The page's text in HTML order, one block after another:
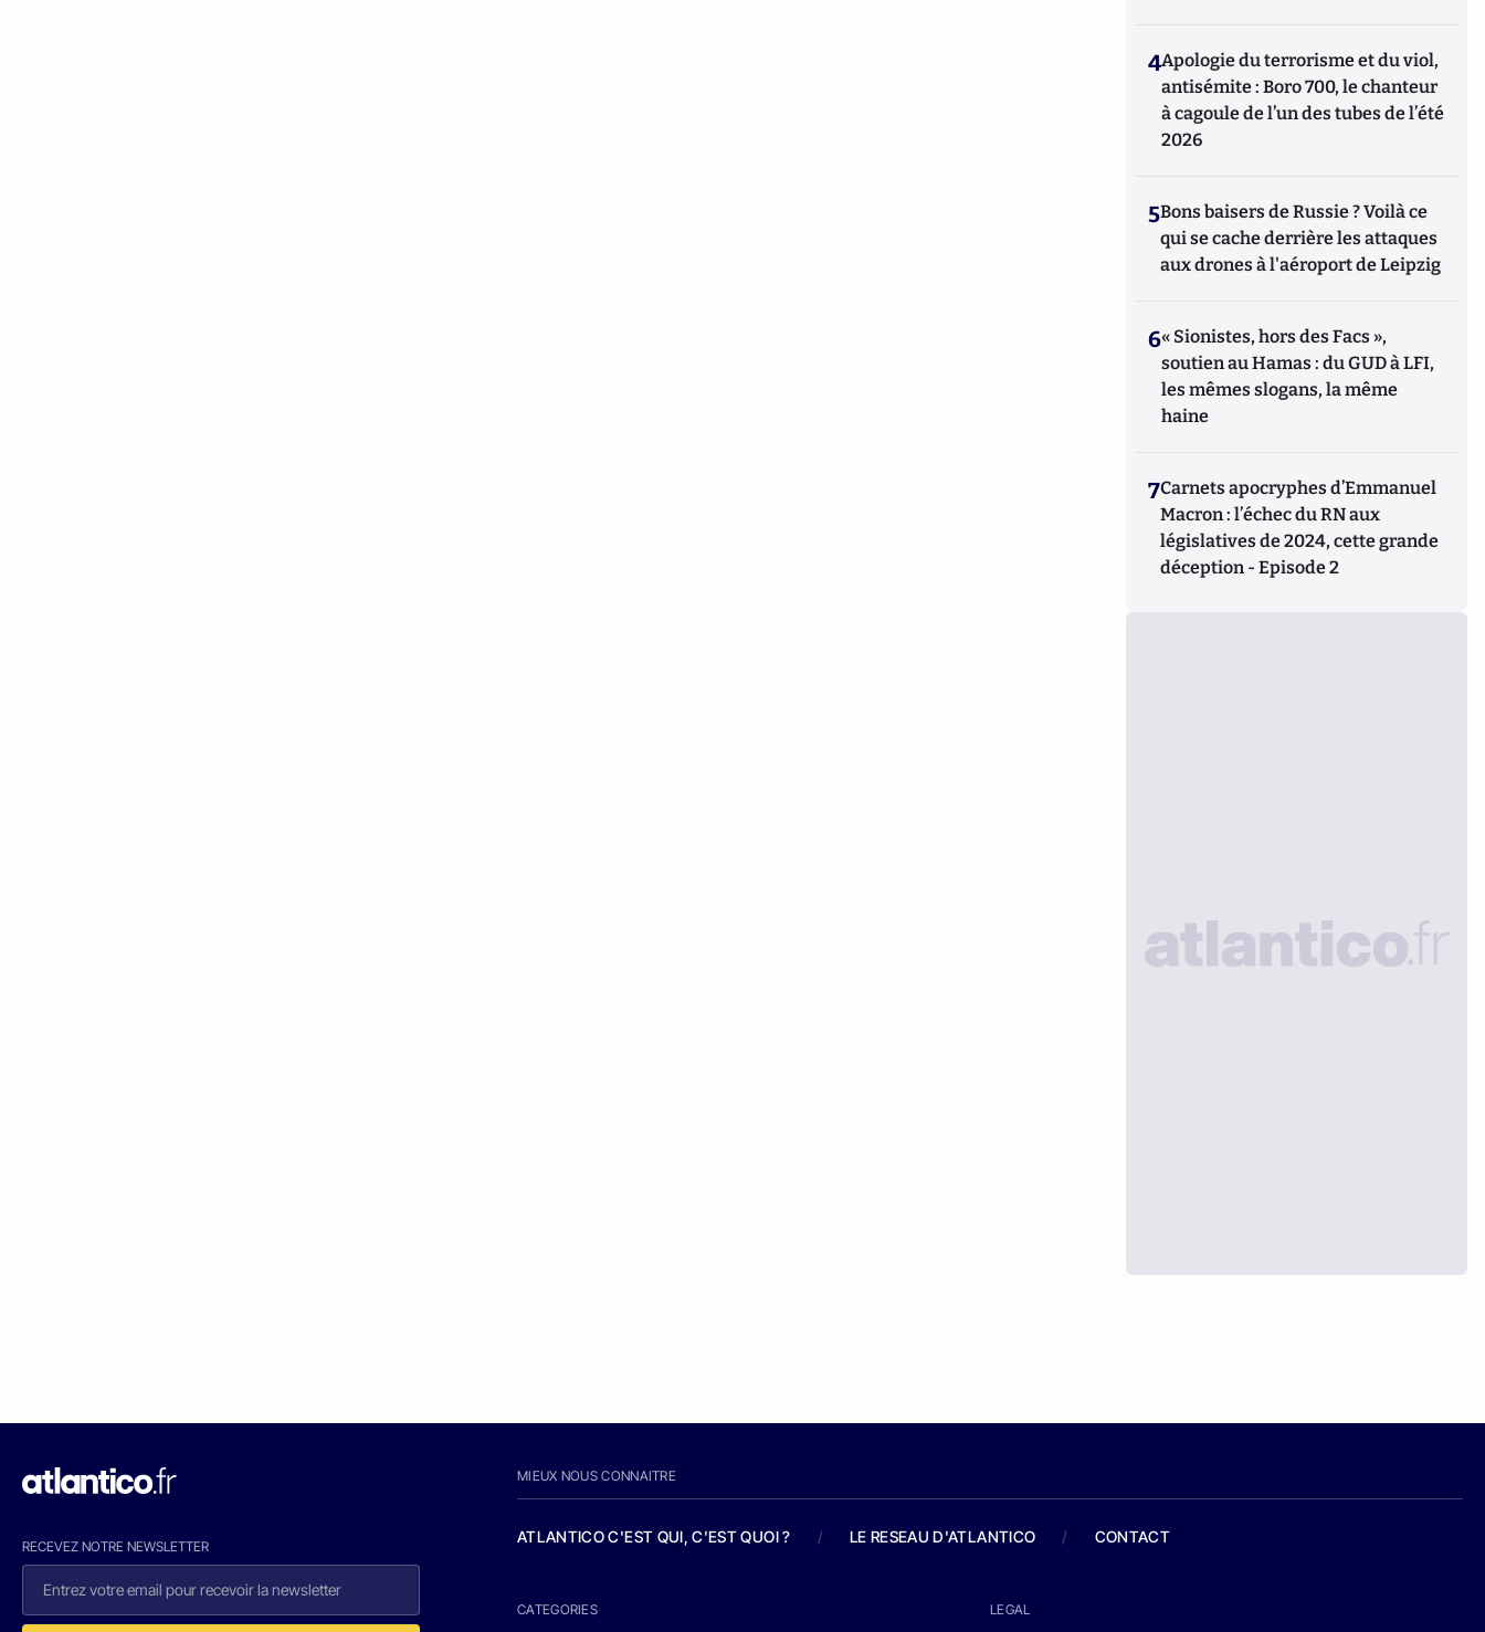
4Apologie du terrorisme et du viol,
antisémite : Boro 700, le chanteur
à cagoule de l’un des tubes de l’été
2026
5Bons baisers de Russie ? Voilà ce
qui se cache derrière les attaques
aux drones à l'aéroport de Leipzig
6« Sionistes, hors des Facs »,
soutien au Hamas : du GUD à LFI,
les mêmes slogans, la même
haine
7Carnets apocryphes d’Emmanuel
Macron : l’échec du RN aux
législatives de 2024, cette grande
déception - Episode 2
RECEVEZ NOTRE NEWSLETTER
MIEUX NOUS CONNAITRE
ATLANTICO C'EST QUI, C'EST QUOI ? / LE RESEAU D'ATLANTICO / CONTACT
CATEGORIES LEGAL